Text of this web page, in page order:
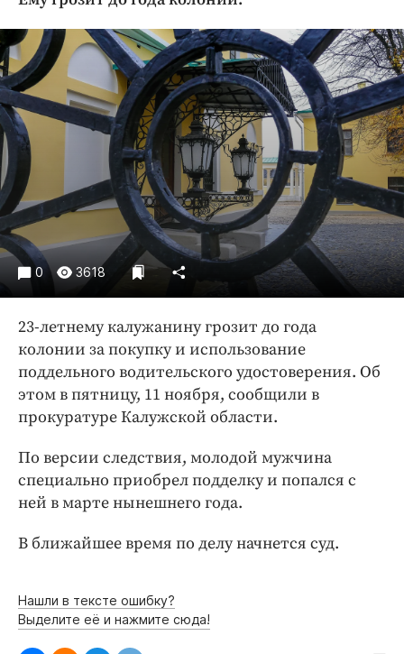
Криминал
Культура
Недвижимость и ЖКХ
Образование
Общество
Погода
Праздники
Происшествия
Экономика и бизнес
ПРОЕКТЫ
Блоги
Издания
Медиаперсона
Интересное чтиво
Бренд года
Работодатель года
0 3618
23-летнему калужанину грозит до года
колонии за покупку и использование
поддельного водительского удостоверения. Об
этом в пятницу, 11 ноября, сообщили в
прокуратуре Калужской области.
По версии следствия, молодой мужчина
специально приобрел подделку и попался с
ней в марте нынешнего года.
В ближайшее время по делу начнется суд.
Нашли в тексте ошибку?
Выделите её и нажмите сюда!